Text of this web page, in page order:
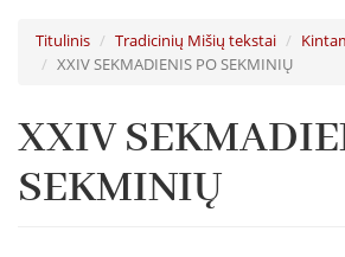
Titulinis Tradicinių Mišių tekstai
XXIV SEKMADIENIS PO SEKMINIŲ
XXIV
SEKMINIŲ